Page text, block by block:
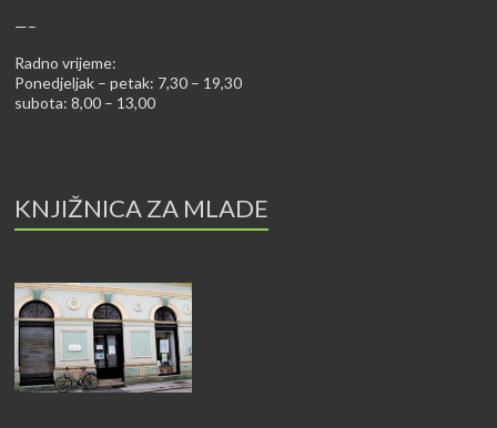
—–
Radno vrijeme:
Ponedjeljak – petak: 7,30 – 19,30
subota: 8,00 – 13,00
KNJIŽNICA ZA MLADE